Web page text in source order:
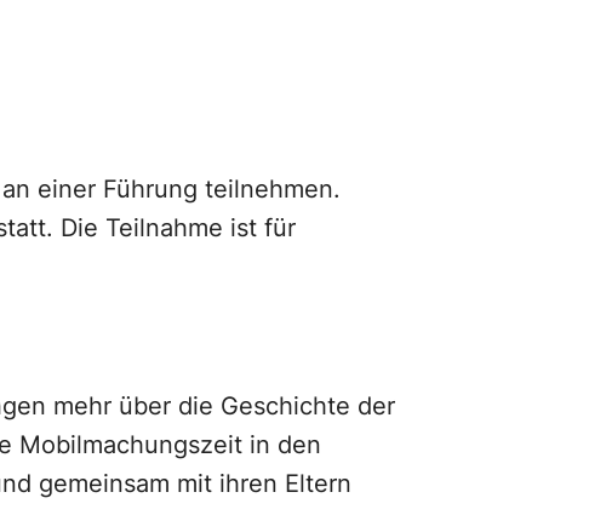
einer Führung teilnehmen.
Die Teilnahme ist für
mehr über die Geschichte der
Mobilmachungszeit in den
gemeinsam mit ihren Eltern